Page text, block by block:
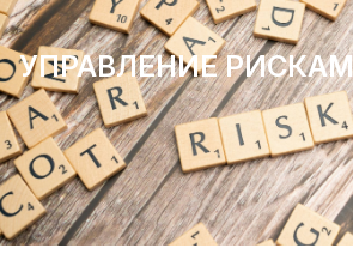
УПРАВЛЕНИЕ